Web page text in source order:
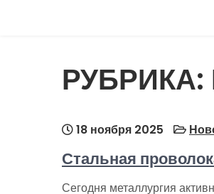
РУБРИКА:
18 ноября 2025
Стальная
Сегодня металлургия